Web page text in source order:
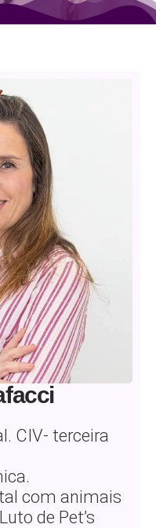
CIV- terceira
com animais
de Pet’s